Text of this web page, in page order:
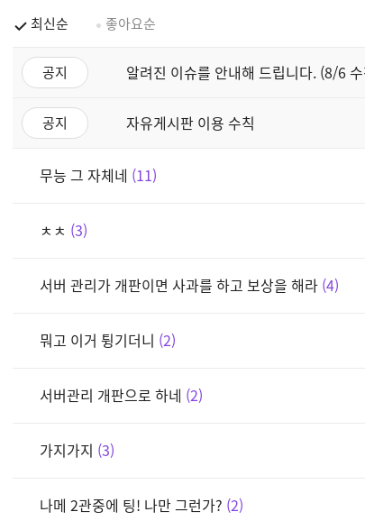
최신순 좋아요순
공지 알려진 이슈를 안내해 드립니다. (8/6
공지 자유게시판 이용 수칙
무능 그 자체네 11
ㅊㅊ 3
서버 관리가 개판이면 사과를 하고 보상을 해라 4
뭐고 이거 튕기더니 2
서버관리 개판으로 하네 2
가지가지 3
나메 2관중에 팅! 나만 그런가? 2